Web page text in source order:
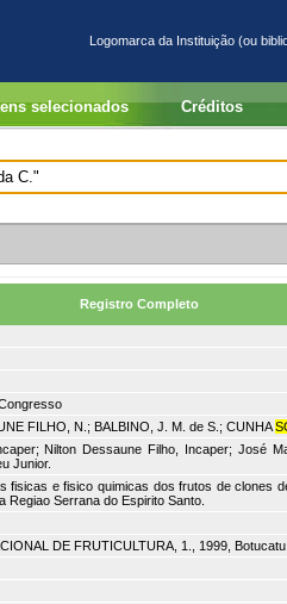
Logomarca da Instituição (ou
selecionados Créditos
Registro Completo
FILHO, N.; BALBINO, J. M. de S.; CUNHA
Nilton Dessaune Filho, Incaper; José
Junior.
fisicas e fisico quimicas dos frutos de clones
Regiao Serrana do Espirito Santo.
DE FRUTICULTURA, 1., 1999,